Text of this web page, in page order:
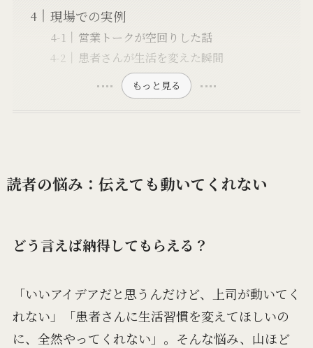
現場での実例
営業トークが空回りした話
患者さんが生活を変えた瞬間
もっと見る
読者の悩み：伝えても動いてくれない
どう言えば納得してもらえる？
「いいアイデアだと思うんだけど、上司が動いてく
れない」「患者さんに生活習慣を変えてほしいの
に、全然やってくれない」。そんな悩み、山ほど